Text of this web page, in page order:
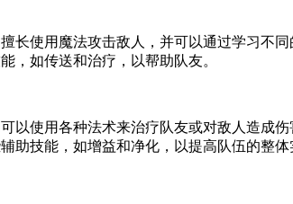
使用魔法攻击敌人，并可以通过学习不
，如传送和治疗，以帮助队友。
使用各种法术来治疗队友或对敌人造成
助技能，如增益和净化，以提高队伍的整体